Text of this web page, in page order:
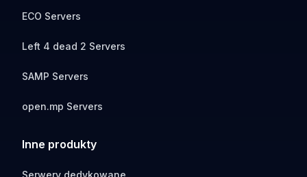
ECO Servers
Left 4 dead 2 Servers
SAMP Servers
open.mp Servers
Inne produkty